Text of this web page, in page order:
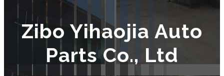
Zibo Yihaojia Auto
Parts Co., Ltd